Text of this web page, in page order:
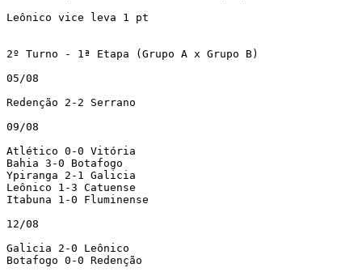
Leônico vice leva 1 pt
2º Turno - 1ª Etapa (Grupo A x Grupo B)
05/08
Redenção 2-2 Serrano
09/08
Atlético 0-0 Vitória
Bahia 3-0 Botafogo
Ypiranga 2-1 Galicia
Leônico 1-3 Catuense
Itabuna 1-0 Fluminense
12/08
Galicia 2-0 Leônico
Botafogo 0-0 Redenção